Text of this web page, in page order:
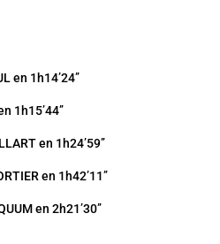
en 1h14’24’’
1h15’44’’
en 1h24’59’’
en 1h42’11’’
en 2h21’30’’